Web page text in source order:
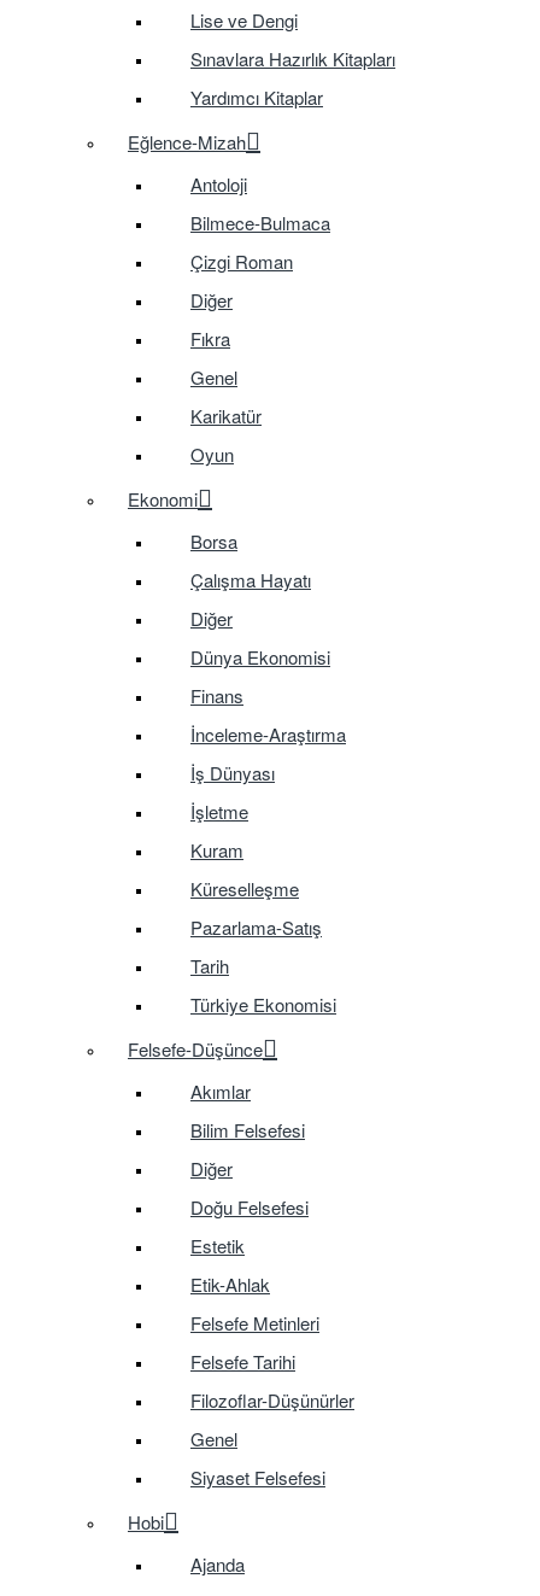
Lise ve Dengi
Sınavlara Hazırlık Kitapları
Yardımcı Kitaplar
Eğlence-Mizah
Antoloji
Bilmece-Bulmaca
Çizgi Roman
Diğer
Fıkra
Genel
Karikatür
Oyun
Ekonomi
Borsa
Çalışma Hayatı
Diğer
Dünya Ekonomisi
Finans
İnceleme-Araştırma
İş Dünyası
İşletme
Kuram
Küreselleşme
Pazarlama-Satış
Tarih
Türkiye Ekonomisi
Felsefe-Düşünce
Akımlar
Bilim Felsefesi
Diğer
Doğu Felsefesi
Estetik
Etik-Ahlak
Felsefe Metinleri
Felsefe Tarihi
Filozoflar-Düşünürler
Genel
Siyaset Felsefesi
Hobi
Ajanda